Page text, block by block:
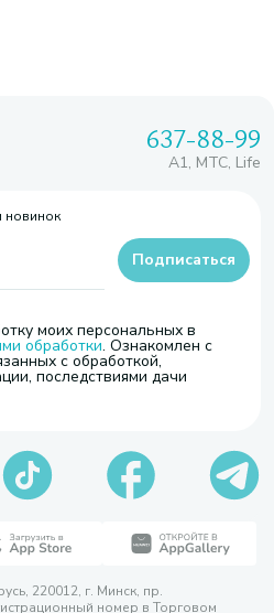
637-88-99
A1, МТС, Life
новинок
моих персональных в
обработки. Ознакомлен с
с обработкой,
последствиями дачи
Подписаться
220012, г. Минск, пр.
номер в Торговом